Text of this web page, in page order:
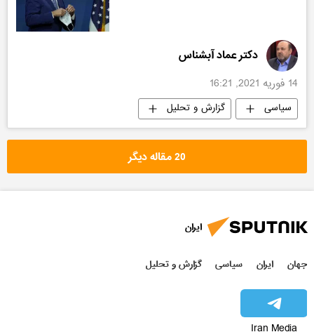
دکتر عماد آبشناس
14 فوریه 2021, 16:21
سیاسی گزارش و تحلیل
20 مقاله دیگر
ایران
جهان ایران سیاسی گزارش و تحلیل